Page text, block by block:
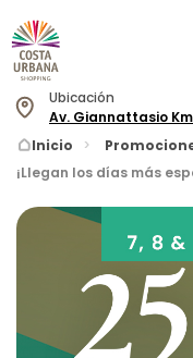
Lunes
Martes
Miércoles
Viernes
Sábado
Domingo
Ubicación
Av. Giannattasio Km
Inicio
¡Llegan los días más